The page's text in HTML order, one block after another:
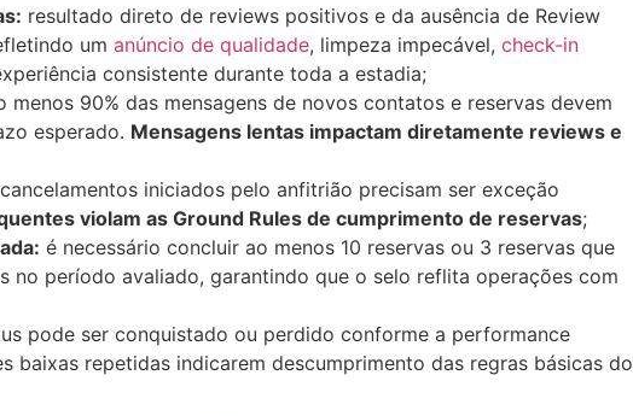
resultado direto de reviews positivos e da ausência de Review
um anúncio de qualidade, limpeza impecável, check-in
consistente durante toda a estadia;
menos 90% das mensagens de novos contatos e reservas devem
esperado. Mensagens lentas impactam diretamente reviews e
cancelamentos iniciados pelo anfitrião precisam ser exceção
violam as Ground Rules de cumprimento de reservas;
é necessário concluir ao menos 10 reservas ou 3 reservas que
no período avaliado, garantindo que o selo reflita operações com
pode ser conquistado ou perdido conforme a performance
baixas repetidas indicarem descumprimento das regras básicas do